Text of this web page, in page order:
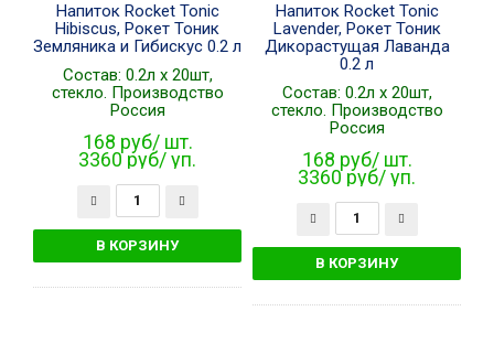
Напиток Rocket Tonic
Hibiscus, Рокет Тоник
Земляника и Гибискус 0.2 л
Состав: 0.2л x 20шт,
стекло. Производство
Россия
168 руб/ шт.
3360 руб/ уп.
Напиток Rocket Tonic
Lavender, Рокет Тоник
Дикорастущая Лаванда
0.2 л
Состав: 0.2л x 20шт,
стекло. Производство
Россия
168 руб/ шт.
3360 руб/ уп.